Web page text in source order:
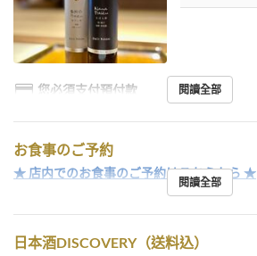
您必須支付預付款 閱讀全部
お食事のご予約
★ 店内でのお食事のご予約はこちらから ★
閱讀全部
日本酒DISCOVERY（送料込）